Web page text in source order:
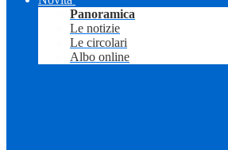
Panoramica
Le notizie
Le circolari
Albo online